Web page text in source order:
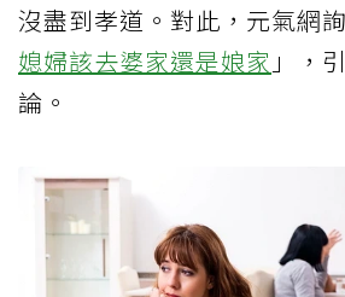
沒盡到孝道。對此，元氣網
媳婦該去婆家還是娘家 」，
論。